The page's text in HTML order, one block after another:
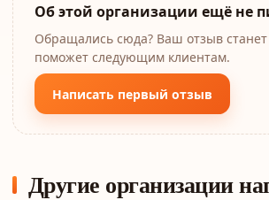
Об этой организации ещё не
Обращались сюда? Ваш отзыв
поможет следующим клиентам.
Написать первый отзыв
Другие организации